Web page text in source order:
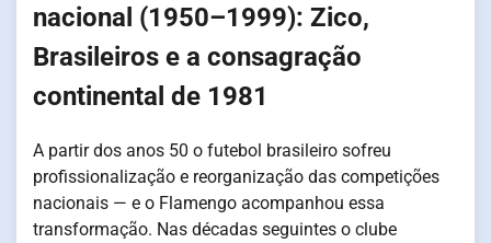
nacional (1950–1999): Zico,
Brasileiros e a consagração
continental de 1981
A partir dos anos 50 o futebol brasileiro sofreu
profissionalização e reorganização das competições
nacionais — e o Flamengo acompanhou essa
transformação. Nas décadas seguintes o clube